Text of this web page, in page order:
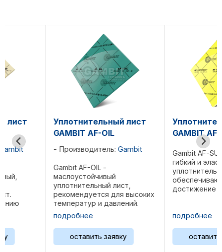
Уплотнительный лист
GAMBIT AF-OIL
Производитель:Gambit
Gambit AF-OIL -
маслоустойчивый
уплотнительный лист,
рекомендуется для высоких
температур и давлений.
Предназначен для
применения в поднадзорных
соединениях, при пересылке
природного газа.
Рекомендуется как
подробнее
оставить заявку
Уплотнительный
GAMBIT AF-
Gambit AF-SUPERSOFT
гибкий и эластичный
уплотнительный лист,
обеспечивающий
достижение
условий герметизации
значительном снижении
усилий при монтаже.
использования в
когда требуется
подробнее
оставить заявку